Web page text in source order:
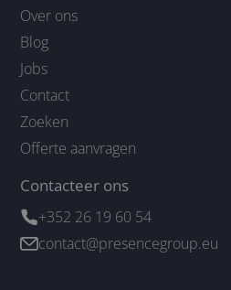
Over ons
Blog
Jobs
Contact
Zoeken
Offerte aanvragen
Contacteer ons
+352 26 19 60 54
contact@presencegroup.eu